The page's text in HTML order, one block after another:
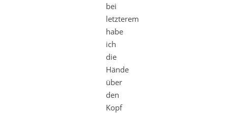
bei
letzterem
habe
ich
die
Hände
über
den
Kopf